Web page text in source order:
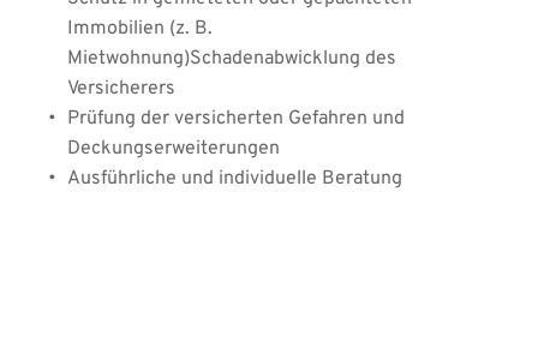
Immobilien (z. B.
Mietwohnung)Schadenabwicklung des
Versicherers
Prüfung der versicherten Gefahren und
Deckungserweiterungen
Ausführliche und individuelle Beratung